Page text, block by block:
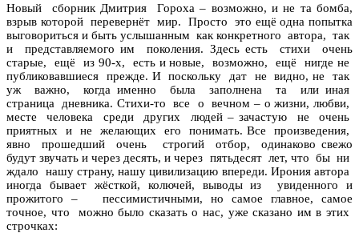
Новый сборник Дмитрия Гороха – возможно, и не та бомба,
взрыв которой перевернёт мир. Просто это ещё одна попытка
выговориться и быть услышанным как конкретного автора, так
и представляемого им поколения. Здесь есть стихи очень
старые, ещё из 90-х, есть и новые, возможно, ещё нигде не
публиковавшиеся прежде. И поскольку дат не видно, не так
уж важно, когда именно была заполнена та или иная
страница дневника. Стихи-то все о вечном – о жизни, любви,
месте человека среди других людей – зачастую не очень
приятных и не желающих его понимать. Все произведения,
явно прошедший очень строгий отбор, одинаково свежо
будут звучать и через десять, и через пятьдесят лет, что бы ни
ждало нашу страну, нашу цивилизацию впереди. Ирония автора
иногда бывает жёсткой, колючей, выводы из увиденного и
прожитого – пессимистичными, но самое главное, самое
точное, что можно было сказать о нас, уже сказано им в этих
строчках: